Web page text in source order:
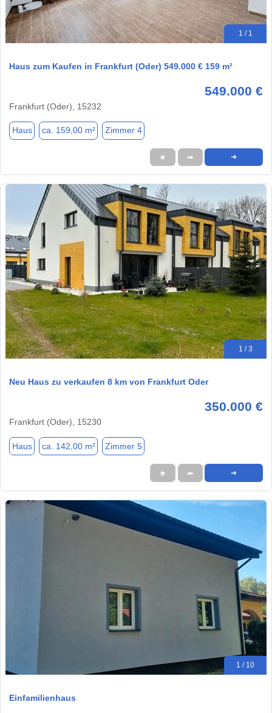
1 / 1
Haus zum Kaufen in Frankfurt (Oder) 549.000 € 159 m²
549.000 €
Frankfurt (Oder), 15232
Haus ca. 159,00 m² Zimmer 4
★ ➦ ➜
1 / 3
Neu Haus zu verkaufen 8 km von Frankfurt Oder
350.000 €
Frankfurt (Oder), 15230
Haus ca. 142,00 m² Zimmer 5
★ ➦ ➜
1 / 10
Einfamilienhaus